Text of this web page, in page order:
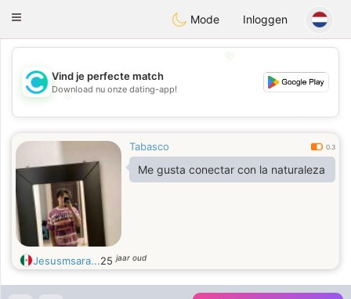
olombiaCitas
Toggle
Mode Inloggen
💖
💕
Vind je perfecte match
Download nu onze dating-app!
Tabasco 0.3
Me gusta conectar con la naturaleza
Jesusmsara...25jaar oud